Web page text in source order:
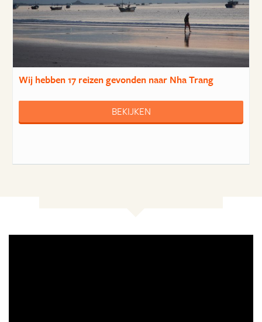
Wij hebben17 reizengevonden naar Nha Trang
BEKIJKEN